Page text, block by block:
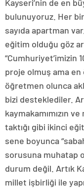
Kayseri’nin de en
bulunuyoruz. Her
sayıda apartman
eğitim olduğu göz
“Cumhuriyet’imizin
proje olmuş ama
öğretmen olunca
bizi desteklediler.
kaymakamımızın
taktığı gibi ikinci
sene boyunca
sorusuna muhatap
durum değil. Artık
millet işbirliği ile